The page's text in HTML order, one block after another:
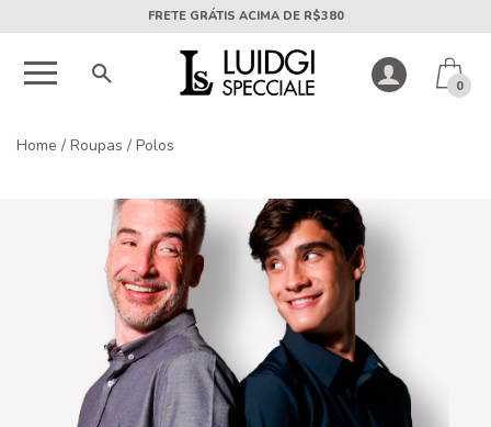
FRETE GRÁTIS ACIMA DE R$380
0
Home / Roupas / Polos